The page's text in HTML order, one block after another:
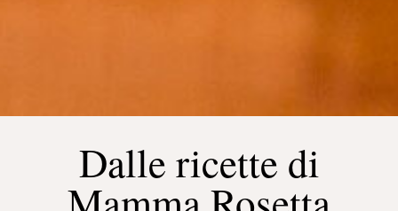
Dalle ricette di